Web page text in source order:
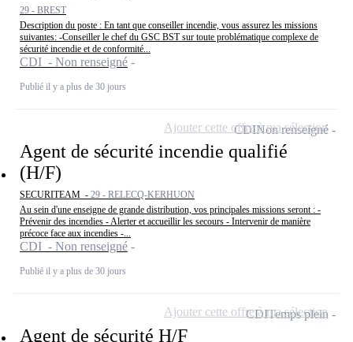
29 - BREST
Description du poste : En tant que conseiller incendie, vous assurez les missions
suivantes: -Conseiller le chef du GSC BST sur toute problématique complexe de
sécurité incendie et de conformité...
CDI - Non renseigné
Publié il y a plus de 30 jours
Agent de sécurité incendie qualifié
(H/F)
SECURITEAM - 29 - RELECQ-KERHUON
Au sein d'une enseigne de grande distribution, vos principales missions seront : -
Prévenir des incendies - Alerter et accueillir les secours - Intervenir de manière
précoce face aux incendies -...
CDI - Non renseigné
Publié il y a plus de 30 jours
CDINon renseigné
Ajouter cette offre à ma sélection
Agent de sécurité H/F
CDITemps plein
Ajouter cette offre à ma sélection